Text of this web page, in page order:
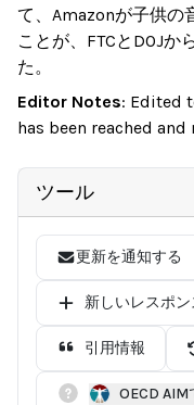
て、Amazonが子供の
ことが、FTCとDOJか
た。
Editor Notes: Edited
has been reached
ツール
更新を通知する
新しいレスポン
引用情報
OECD